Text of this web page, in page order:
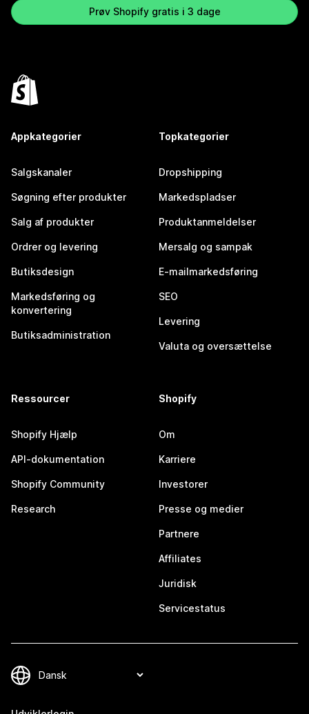
Prøv Shopify gratis i 3 dage
Appkategorier
Salgskanaler
Søgning efter produkter
Salg af produkter
Ordrer og levering
Butiksdesign
Markedsføring og
konvertering
Butiksadministration
Topkategorier
Dropshipping
Markedspladser
Produktanmeldelser
Mersalg og sampak
E-mailmarkedsføring
SEO
Levering
Valuta og oversættelse
Ressourcer
Shopify Hjælp
API-dokumentation
Shopify Community
Research
Shopify
Om
Karriere
Investorer
Presse og medier
Partnere
Affiliates
Juridisk
Servicestatus